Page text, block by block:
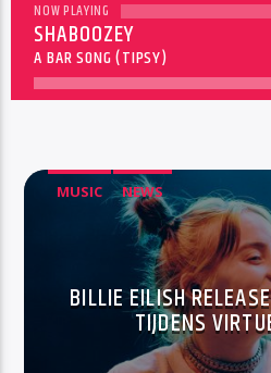
NOW PLAYING
SHABOOZEY
A BAR SONG (TIPSY)
MUSIC NEWS
BILLIE EILISH
TIJDENS